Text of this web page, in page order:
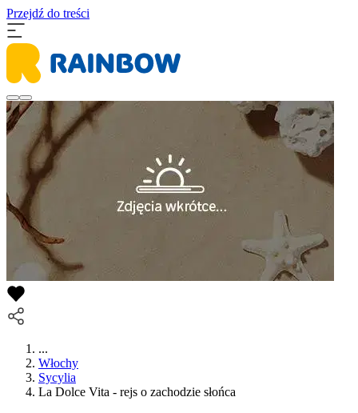
Przejdź do treści
...
Włochy
Sycylia
La Dolce Vita - rejs o zachodzie słońca